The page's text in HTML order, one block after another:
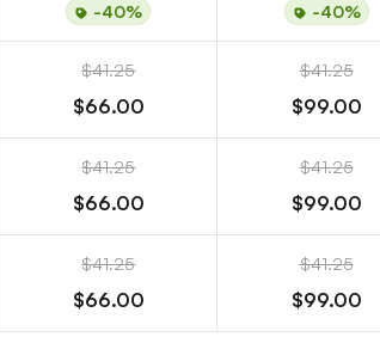
-40% -40%
$41.25
$66.00
$41.25
$99.00
$41.25
$66.00
$41.25
$99.00
$41.25
$66.00
$41.25
$99.00